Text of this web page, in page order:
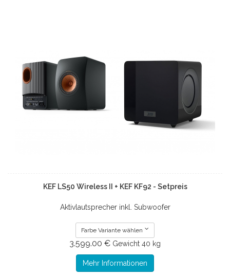
KEF LS50 Wireless II + KEF KF92 - Setpreis
Aktivlautsprecher inkl. Subwoofer
Farbe Variante wählen
3.599.00 € Gewicht 40 kg
Mehr Informationen